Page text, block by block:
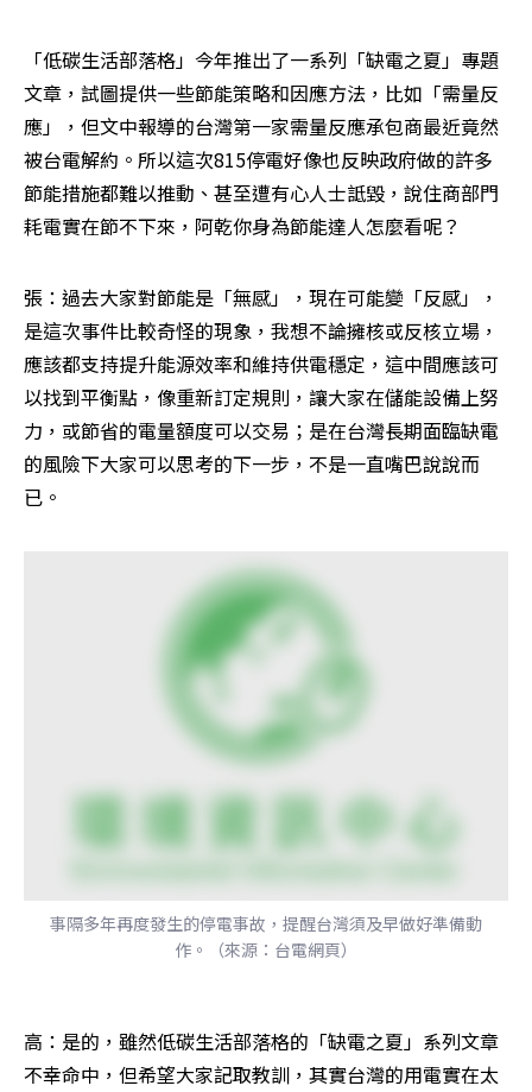
「低碳生活部落格」今年推出了一系列「缺電之夏」專題
文章，試圖提供一些節能策略和因應方法，比如「需量反
應」，但文中報導的台灣第一家需量反應承包商最近竟然
被台電解約。所以這次815停電好像也反映政府做的許多
節能措施都難以推動、甚至遭有心人士詆毀，說住商部門
耗電實在節不下來，阿乾你身為節能達人怎麼看呢？
張：過去大家對節能是「無感」，現在可能變「反感」，
是這次事件比較奇怪的現象，我想不論擁核或反核立場，
應該都支持提升能源效率和維持供電穩定，這中間應該可
以找到平衡點，像重新訂定規則，讓大家在儲能設備上努
力，或節省的電量額度可以交易；是在台灣長期面臨缺電
的風險下大家可以思考的下一步，不是一直嘴巴說說而
已。
事隔多年再度發生的停電事故，提醒台灣須及早做好準備動
作。（來源：台電網頁）
高：是的，雖然低碳生活部落格的「缺電之夏」系列文章
不幸命中，但希望大家記取教訓，其實台灣的用電實在太